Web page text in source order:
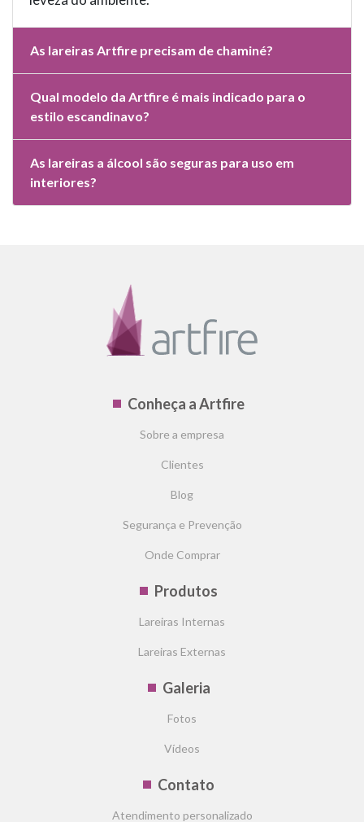
As lareiras Artfire precisam de chaminé?
Qual modelo da Artfire é mais indicado para o
estilo escandinavo?
As lareiras a álcool são seguras para uso em
interiores?
Conheça a Artfire
Sobre a empresa
Clientes
Blog
Segurança e Prevenção
Onde Comprar
Produtos
Lareiras Internas
Lareiras Externas
Galeria
Fotos
Vídeos
Contato
Atendimento personalizado